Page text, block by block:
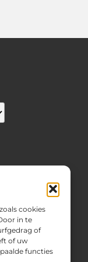
cookies
in te
of
of uw
functies